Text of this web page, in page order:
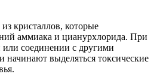
кристаллов, которые
аммиака и цианурхлорида. При
соединении с другими
выделяться токсические